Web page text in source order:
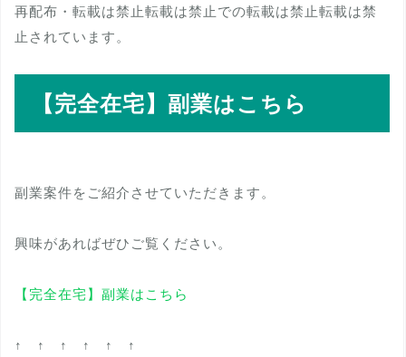
再配布・転載は禁止転載は禁止での転載は禁止転載は禁
止されています。
【完全在宅】副業はこちら
副業案件をご紹介させていただきます。
興味があればぜひご覧ください。
【完全在宅】副業はこちら
↑ ↑ ↑ ↑ ↑ ↑